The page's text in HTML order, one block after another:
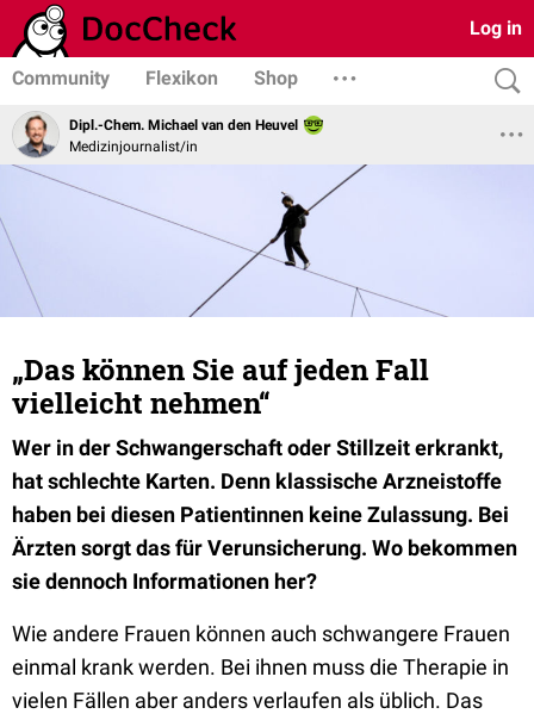
Log in
Community Flexikon Shop
Dipl.-Chem. Michael van den Heuvel
Medizinjournalist/in
„Das können Sie auf jeden Fall
vielleicht nehmen“
Wer in der Schwangerschaft oder Stillzeit erkrankt,
hat schlechte Karten. Denn klassische Arzneistoffe
haben bei diesen Patientinnen keine Zulassung. Bei
Ärzten sorgt das für Verunsicherung. Wo bekommen
sie dennoch Informationen her?
Wie andere Frauen können auch schwangere Frauen
einmal krank werden. Bei ihnen muss die Therapie in
vielen Fällen aber anders verlaufen als üblich. Das